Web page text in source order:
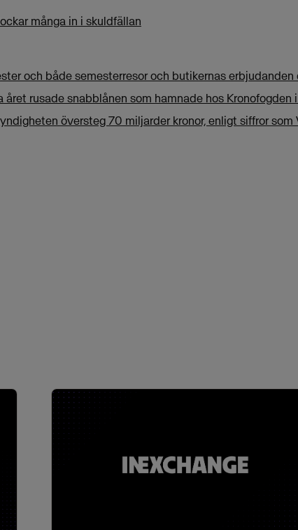
många in i skuldfällan
och både semesterresor och butikernas
året rusade snabblånen som hamnade hos
översteg 70 miljarder kronor, enligt siffror